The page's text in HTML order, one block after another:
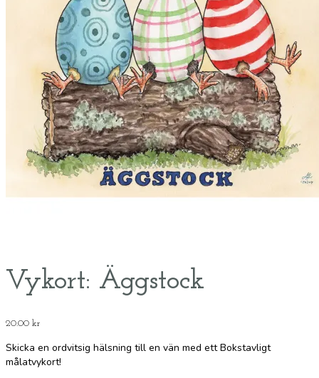
Vykort: Äggstock
20.00 kr
Skicka en ordvitsig hälsning till en vän med ett Bokstavligt
målatvykort!